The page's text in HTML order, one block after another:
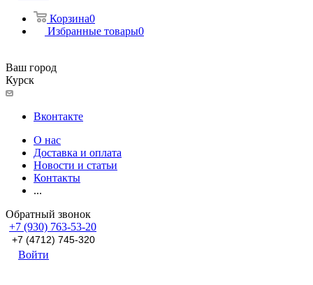
Корзина0
Избранные товары0
Ваш город
Курск
Вконтакте
О нас
Доставка и оплата
Новости и статьи
Контакты
...
Обратный звонок
+7 (930) 763-53-20
+7 (4712) 745-320
Войти